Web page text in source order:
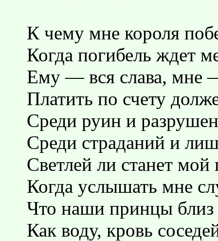
К чему мне короля
Когда погибель ждет
Ему — вся слава, мне
Платить по счету
Среди руин и
Среди страданий и
Светлей ли станет
Когда услышать мне
Что наши принцы близ
Как воду, кровь